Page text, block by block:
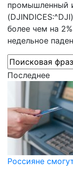
промышленный
более чем на
недельное
Последнее
Россияне